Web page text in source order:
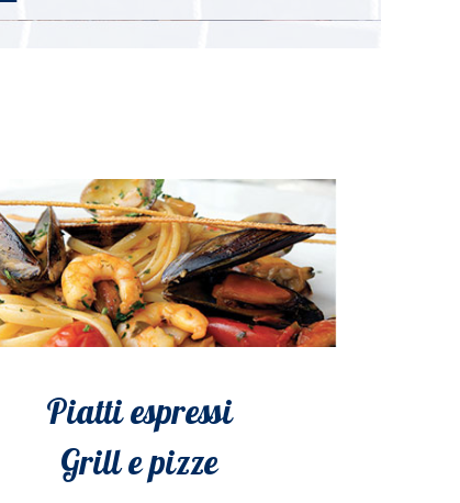
Piatti espressi
Grill e pizze